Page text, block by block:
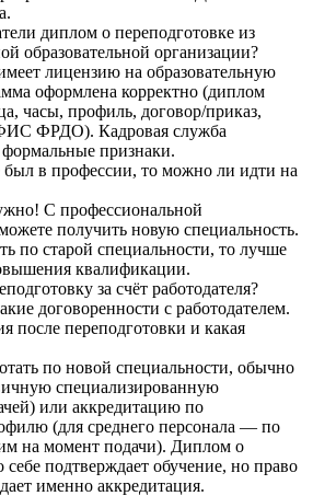
диплом о переподготовке из
образовательной организации?
лицензию на образовательную
оформлена корректно (диплом
часы, профиль, договор/приказ,
ФРДО). Кадровая служба
признаки.
был в профессии, то можно ли идти на
С профессиональной
получить новую специальность.
по старой специальности, то лучше
квалификации.
за счёт работодателя?
договоренности с работодателем.
после переподготовки и какая
по новой специальности, обычно
специализированную
или аккредитацию по
(для среднего персонала — по
на момент подачи). Диплом о
себе подтверждает обучение, но право
именно аккредитация.